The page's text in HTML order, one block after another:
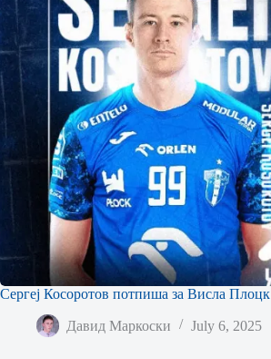
Сергеј Косоротов потпиша за Висла Плоцк
Давид Маркоски July 6, 2025